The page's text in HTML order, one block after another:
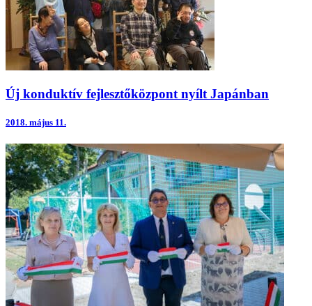
Új konduktív fejlesztőközpont nyílt Japánban
2018. május 11.